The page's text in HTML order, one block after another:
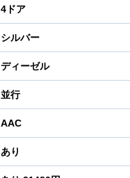
4 ドア
シルバー
ディーゼル
並行
AAC
あり